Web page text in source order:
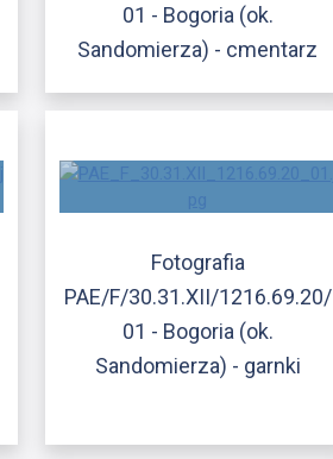
01 - Bogoria (ok.
Sandomierza) - cmentarz
Fotografia
PAE/F/30.31.XII/1216.69.20/
01 - Bogoria (ok.
Sandomierza) - garnki